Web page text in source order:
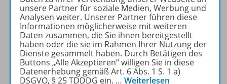
Zugehörige Produkte
Benachrichtigungs-Service
unsere Partner für soziale Medien, Werbung und
Analysen weiter. Unserer Partner führen diese
Informationen möglicherweise mit weiteren
Daten zusammen, die Sie ihnen bereitgestellt
haben oder die sie im Rahmen Ihrer Nutzung der
Dienste gesammelt haben. Durch Betätigen des
Buttons „Alle Akzeptieren“ willigen Sie in diese
Datenerhebung gemäß Art. 6 Abs. 1 S. 1 a)
DSGVO, § 25 TDDDG ein. … Weiterlesen